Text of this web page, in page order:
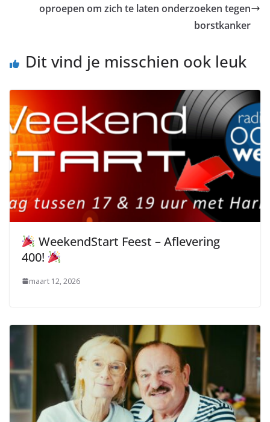
oproepen om zich te laten onderzoeken tegen
borstkanker
Dit vind je misschien ook leuk
WeekendStart Feest – Aflevering
400!
maart 12, 2026